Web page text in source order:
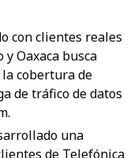
con clientes reales
Oaxaca busca
cobertura de
de tráfico de datos
una
de Telefónica